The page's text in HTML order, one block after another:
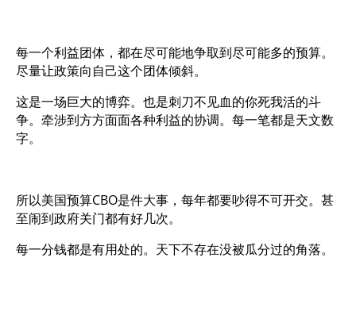
每一个利益团体，都在尽可能地争取到尽可能多的预算。
尽量让政策向自己这个团体倾斜。
这是一场巨大的博弈。也是刺刀不见血的你死我活的斗
争。牵涉到方方面面各种利益的协调。每一笔都是天文数
字。
所以美国预算CBO是件大事，每年都要吵得不可开交。甚
至闹到政府关门都有好几次。
每一分钱都是有用处的。天下不存在没被瓜分过的角落。